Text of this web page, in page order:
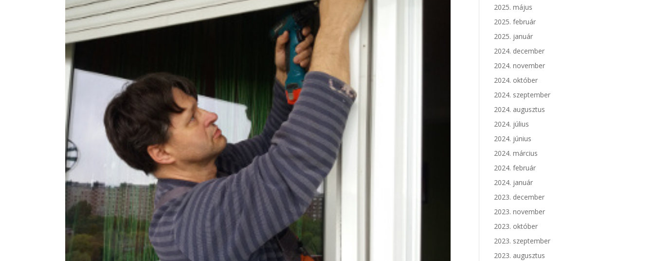
2025. május
2025. február
2025. január
2024. december
2024. november
2024. október
2024. szeptember
2024. augusztus
2024. július
2024. június
2024. március
2024. február
2024. január
2023. december
2023. november
2023. október
2023. szeptember
2023. augusztus